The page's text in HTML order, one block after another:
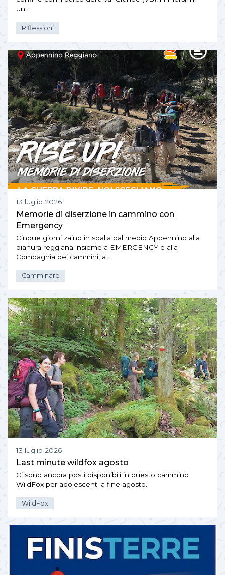
un…
Riflessioni
13 luglio 2026
Memorie di diserzione in cammino con
Emergency
Cinque giorni zaino in spalla dal medio Appennino alla
pianura reggiana insieme a EMERGENCY e alla
Compagnia dei cammini, a…
Camminare
13 luglio 2026
Last minute wildfox agosto
Ci sono ancora posti disponibili in questo cammino
WildFox per adolescenti a fine agosto.
WildFox